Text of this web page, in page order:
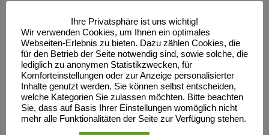
Beschränkung der Kontakte werden wir mit sofortiger
Wirkung die Geschäftsstelle schließen. Die Regelung gilt
bis auf Weiteres.
Wir sind für Anfragen und Probleme weiterhin per Post,
Email und Telefon erreichbar. Über Veränderungen dieser
Ihre Privatsphäre ist uns wichtig!
Wir verwenden Cookies, um Ihnen ein optimales
Webseiten-Erlebnis zu bieten. Dazu zählen Cookies, die
für den Betrieb der Seite notwendig sind, sowie solche, die
lediglich zu anonymen Statistikzwecken, für
Komforteinstellungen oder zur Anzeige personalisierter
Inhalte genutzt werden. Sie können selbst entscheiden,
welche Kategorien Sie zulassen möchten. Bitte beachten
Sie, dass auf Basis Ihrer Einstellungen womöglich nicht
mehr alle Funktionalitäten der Seite zur Verfügung stehen.